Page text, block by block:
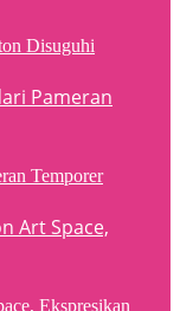
Disuguhi
Temporer
Ekspresikan